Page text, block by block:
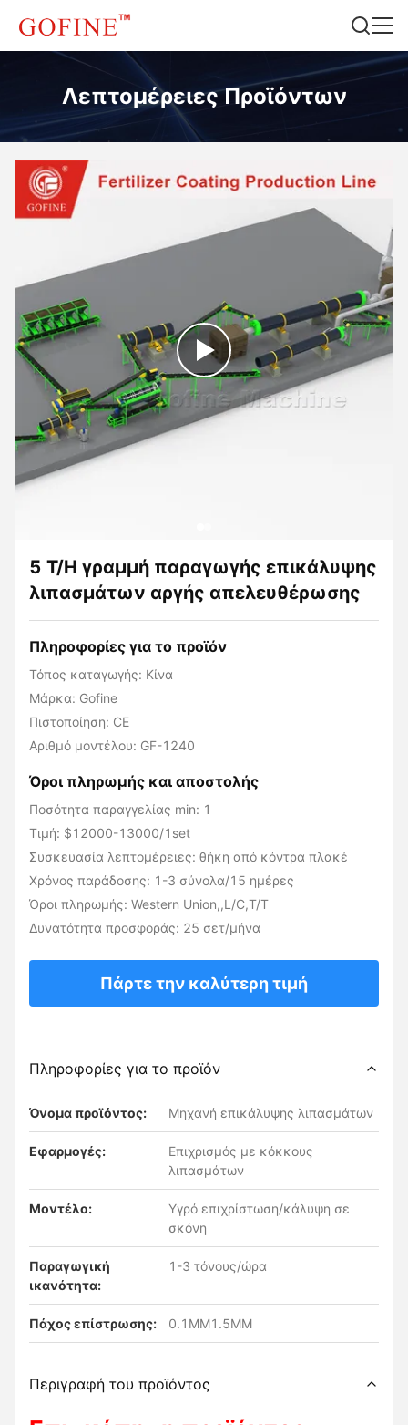
Λεπτομέρειες Προϊόντων
5 T/H γραμμή παραγωγής επικάλυψης
λιπασμάτων αργής απελευθέρωσης
Πληροφορίες για το προϊόν
Τόπος καταγωγής: Κίνα
Μάρκα: Gofine
Πιστοποίηση: CE
Αριθμό μοντέλου: GF-1240
Όροι πληρωμής και αποστολής
Ποσότητα παραγγελίας min: 1
Τιμή: $12000-13000/1set
Συσκευασία λεπτομέρειες: θήκη από κόντρα πλακέ
Χρόνος παράδοσης: 1-3 σύνολα/15 ημέρες
Όροι πληρωμής: Western Union,,L/C,T/T
Δυνατότητα προσφοράς: 25 σετ/μήνα
Πάρτε την καλύτερη τιμή
Πληροφορίες για το προϊόν
Όνομα προϊόντος: Μηχανή επικάλυψης λιπασμάτων
Εφαρμογές:
Επιχρισμός με κόκκους
λιπασμάτων
Μοντέλο:
Υγρό επιχρίστωση/κάλυψη σε
σκόνη
Παραγωγική
ικανότητα:
1-3 τόνους/ώρα
Πάχος επίστρωσης: 0.1MM1.5MM
Περιγραφή του προϊόντος